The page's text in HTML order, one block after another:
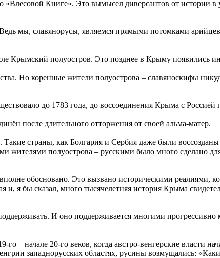
Книге». Это вымысел диверсантов от истории в
мы, славянорусы, являемся прямыми потомками
Крымский полуостров. Это позднее в Крыму появились
Но коренные жители полуострова – славяноскифы
до 1783 года, до воссоединения Крыма с Россией
после длительного отторжения от своей альма-матер.
страны, как Болгария и Сербия даже были
жителями полуострова – русскими было много сделано
обосновано. Это вызвано историческими реалиями,
я бы сказал, много тысячелетняя история Крыма
И оно поддерживается многими
– начале 20-го веков, когда австро-венгерские власти
западнорусских областях, русины возмущались: